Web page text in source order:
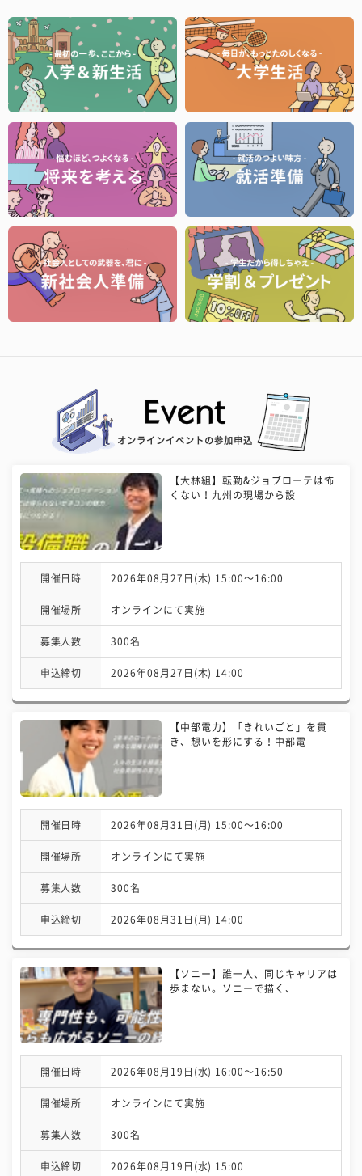
オンラインイベントの参加申込
【大林組】転勤&ジョブローテは怖
くない！九州の現場から設
開催日時 2026年08月27日(木) 15:00〜16:00
開催場所 オンラインにて実施
募集人数 300名
申込締切 2026年08月27日(木) 14:00
【中部電力】「きれいごと」を貫
き、想いを形にする！中部電
開催日時 2026年08月31日(月) 15:00〜16:00
開催場所 オンラインにて実施
募集人数 300名
申込締切 2026年08月31日(月) 14:00
【ソニー】誰一人、同じキャリアは
歩まない。ソニーで描く、
開催日時 2026年08月19日(水) 16:00〜16:50
開催場所 オンラインにて実施
募集人数 300名
申込締切 2026年08月19日(水) 15:00